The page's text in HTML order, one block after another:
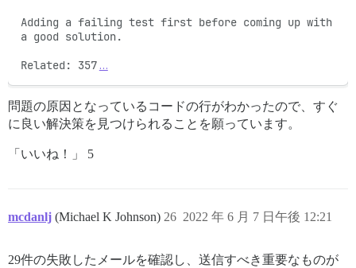
Adding a failing test first before coming up with
a good solution.
Related: 357 …
問題の原因となっているコードの行がわかったので、すぐ
に良い解決策を見つけられることを願っています。
「いいね！」 5
mcdanlj (Michael K Johnson) 2022 年 6 月 7 日午後 12:21
26
29件の失敗したメールを確認し、送信すべき重要なものが